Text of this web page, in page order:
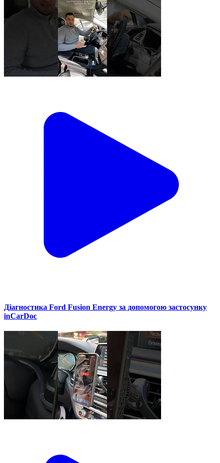
Діагностика Ford Fusion Energy за допомогою застосунку
inCarDoc